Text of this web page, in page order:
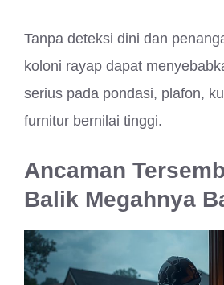
Tanpa deteksi dini dan
koloni rayap dapat
serius pada pondasi, plafon,
furnitur bernilai tinggi.
Ancaman
Balik Megahnya